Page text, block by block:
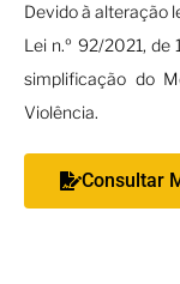
Devido à alteração
Lei n.º 92/2021, de
simplificação do
Violência.
Consultar